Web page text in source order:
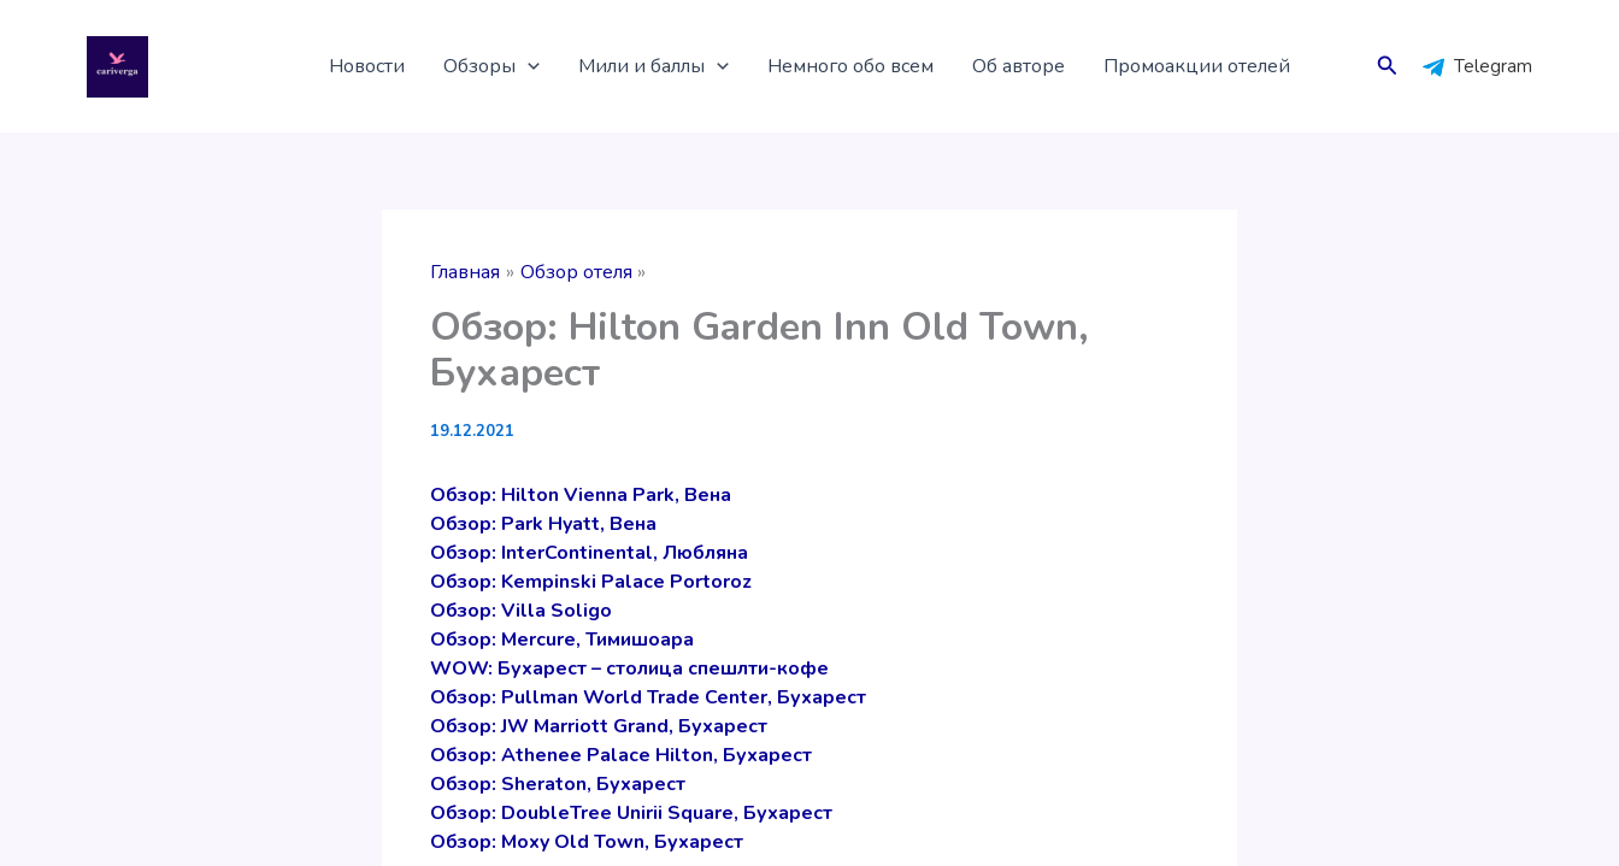
содержимому
Новости Обзоры Мили и баллы Немного обо всем Об авторе Промоакции отелей Поиск Telegram
Главная Обзор отеля
Обзор: Hilton Garden Inn Old Town,
Бухарест
19.12.2021
Обзор: Hilton Vienna Park, Вена
Обзор: Park Hyatt, Вена
Обзор: InterContinental, Любляна
Обзор: Kempinski Palace Portoroz
Обзор: Villa Soligo
Обзор: Mercure, Тимишоара
WOW: Бухарест – столица спешлти-кофе
Обзор: Pullman World Trade Center, Бухарест
Обзор: JW Marriott Grand, Бухарест
Обзор: Athenee Palace Hilton, Бухарест
Обзор: Sheraton, Бухарест
Обзор: DoubleTree Unirii Square, Бухарест
Обзор: Moxy Old Town, Бухарест